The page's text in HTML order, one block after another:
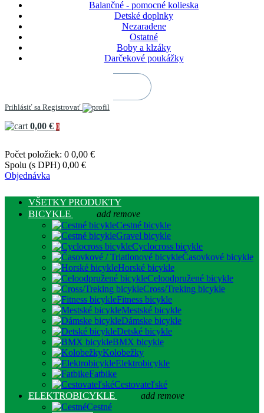
Balančné - pomocné kolieska
Detské doplnky
Nezaradene
Ostatné
Boby a klzáky
Darčekové poukážky
Prihlásiť sa Registrovať
0,00 € 0
Počet položiek: 0 0,00 €
Spolu (s DPH) 0,00 €
Objednávka
VŠETKY PRODUKTY
BICYKLE
add remove
Cestné bicykle
Gravel bicykle
Cyclocross bicykle
Časovkové bicykle
Horské bicykle
Celoodpružené bicykle
Cross/Treking bicykle
Fitness bicykle
Mestské bicykle
Dámske bicykle
Detské bicykle
BMX bicykle
Kolobežky
Elektrobicykle
Fatbike
Cestovateľské
ELEKTROBICYKLE add remove
Cestné